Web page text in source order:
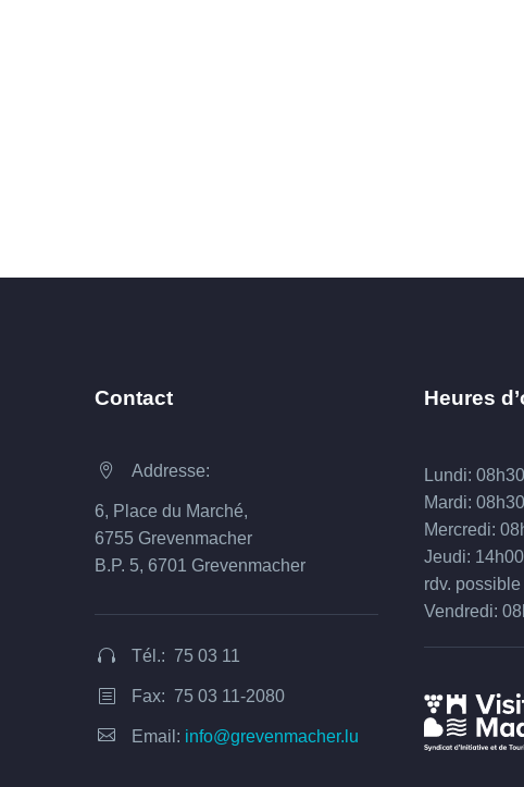
Contact

 Addresse:
6, Place du Marché,
6755 Grevenmacher
B.P. 5, 6701 Grevenmacher

 Tél.: 75 03 11
b
b Fax: 75 03 11-2080

 Email: info@grevenmacher.lu
Heures
Lundi:
Mardi:
Mercredi:
Jeudi:
rdv.
Vendredi: